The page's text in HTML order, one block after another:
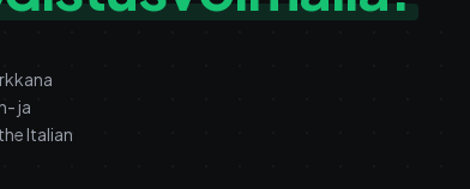
ja
Italian